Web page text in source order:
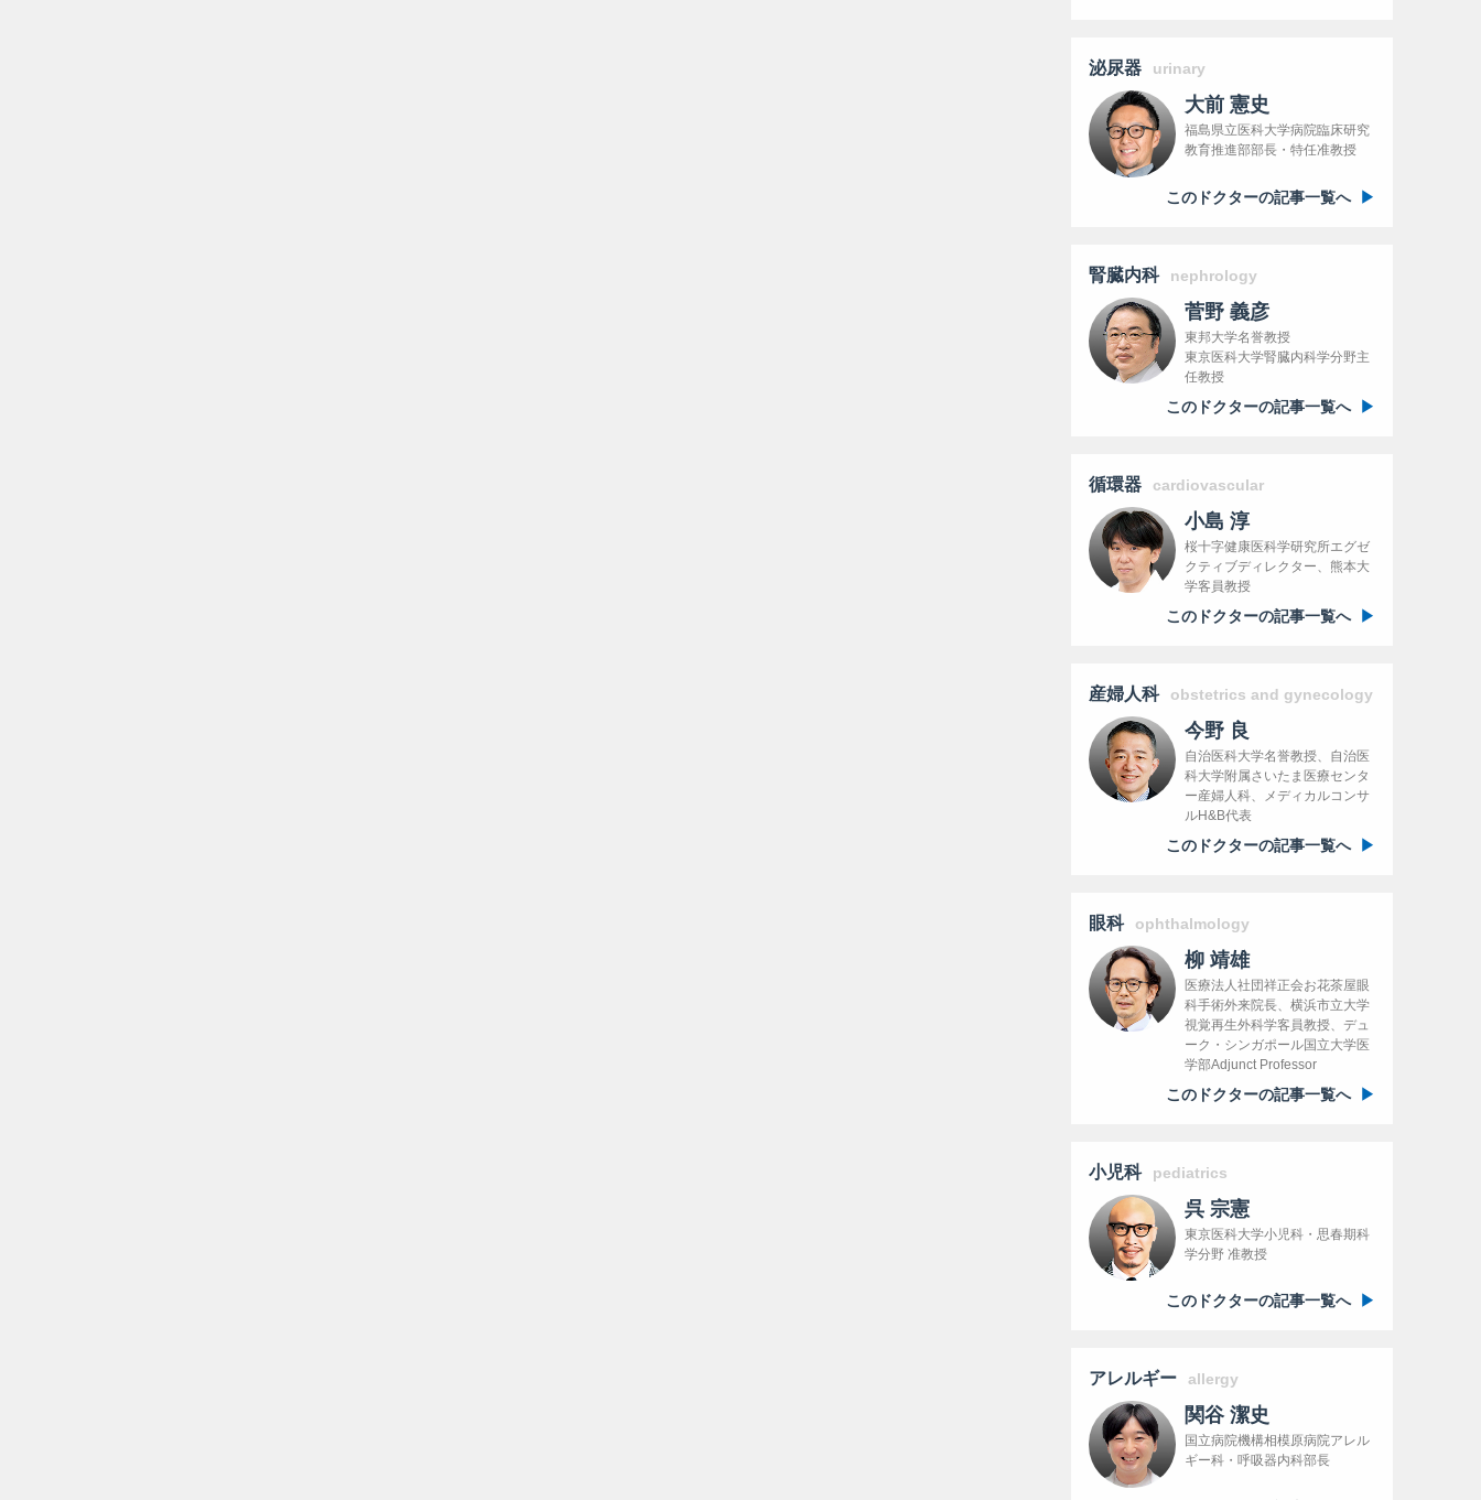
泌尿器 urinary
大前 憲史
福島県立医科大学病院臨床研究
教育推進部部長・特任准教授
このドクターの記事一覧へ
腎臓内科 nephrology
菅野 義彦
東邦大学名誉教授
東京医科大学腎臓内科学分野主
任教授
このドクターの記事一覧へ
循環器 cardiovascular
小島 淳
桜十字健康医科学研究所エグゼ
クティブディレクター、熊本大
学客員教授
このドクターの記事一覧へ
産婦人科 obstetrics and gynecology
今野 良
自治医科大学名誉教授、自治医
科大学附属さいたま医療センタ
ー産婦人科、メディカルコンサ
ルH&B代表
このドクターの記事一覧へ
眼科 ophthalmology
柳 靖雄
医療法人社団祥正会お花茶屋眼
科手術外来院長、横浜市立大学
視覚再生外科学客員教授、デュ
ーク・シンガポール国立大学医
学部Adjunct Professor
このドクターの記事一覧へ
小児科 pediatrics
呉 宗憲
東京医科大学小児科・思春期科
学分野 准教授
このドクターの記事一覧へ
アレルギー allergy
関谷 潔史
国立病院機構相模原病院アレル
ギー科・呼吸器内科部長